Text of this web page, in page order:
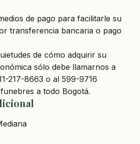
de pago para facilitarle su
transferencia bancaria o pago
de cómo adquirir su
sólo debe llamarnos a
217-8663 o al 599-9716
a todo Bogotá.